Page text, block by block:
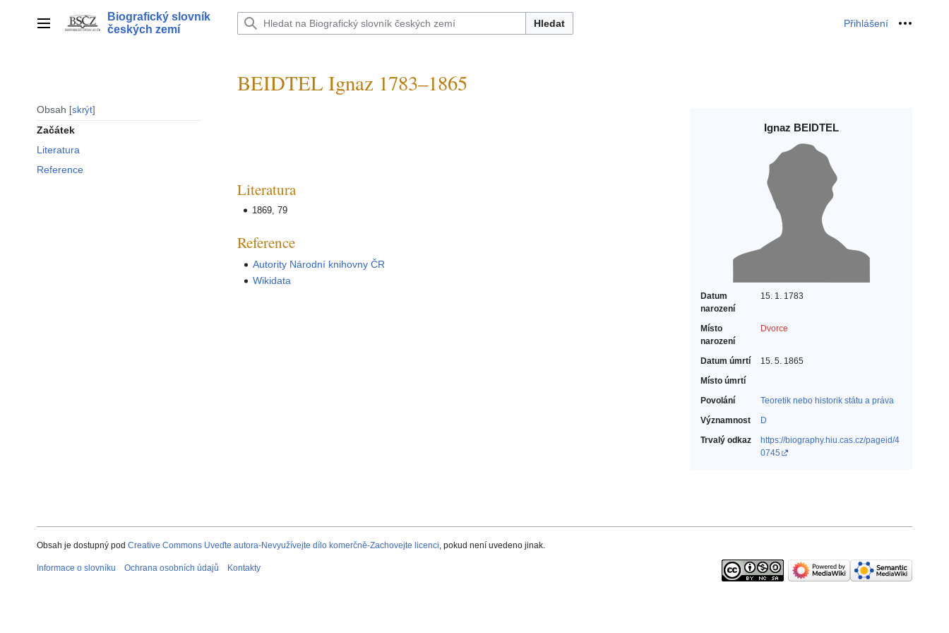
Hlavní menu
Biografický slovník
českých zemí
Hledat Přihlášení Osobní
Obsah skrýt
Začátek
Literatura
Reference
BEIDTEL Ignaz 1783–1865
Ignaz BEIDTEL
Datum
narození
15. 1. 1783
Místo
narození
Dvorce
Datum úmrtí
15. 5. 1865
Místo úmrtí
Povolání
Teoretik nebo historik státu a práva‎
Významnost
D
Trvalý odkaz
https://biography.hiu.cas.cz/pageid/4
0745
Literatura
1869, 79
Reference
Autority Národní knihovny ČR
Wikidata
Obsah je dostupný pod Creative Commons Uveďte autora-Nevyužívejte dílo komerčně-Zachovejte licenci, pokud není uvedeno jinak.
Informace o slovníku Ochrana osobních údajů Kontakty